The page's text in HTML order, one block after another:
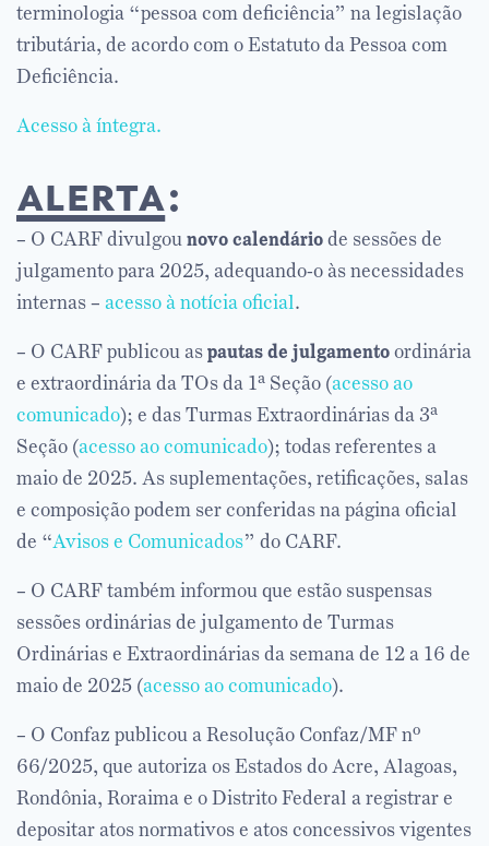
terminologia “pessoa com deficiência” na legislação
tributária, de acordo com o Estatuto da Pessoa com
Deficiência.
Acesso à íntegra.
alerta:
– O CARF divulgounovo calendáriode sessões de
julgamento para 2025, adequando-o às necessidades
internas – acesso à notícia oficial.
– O CARF publicou aspautas de julgamentoordinária
e extraordinária da TOs da 1ª Seção (acesso ao
comunicado); e das Turmas Extraordinárias da 3ª
Seção (acesso ao comunicado); todas referentes a
maio de 2025. As suplementações, retificações, salas
e composição podem ser conferidas na página oficial
de “Avisos e Comunicados” do CARF.
– O CARF também informou que estão suspensas
sessões ordinárias de julgamento de Turmas
Ordinárias e Extraordinárias da semana de 12 a 16 de
maio de 2025 (acesso ao comunicado).
– O Confaz publicou a Resolução Confaz/MF nº
66/2025, que autoriza os Estados do Acre, Alagoas,
Rondônia, Roraima e o Distrito Federal a registrar e
depositar atos normativos e atos concessivos vigentes